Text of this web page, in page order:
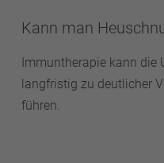
Kann man
Immuntherapie kann die
langfristig zu deutlicher
führen.